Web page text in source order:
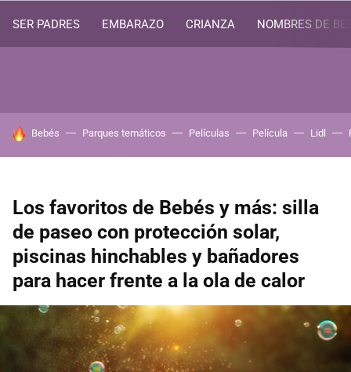
SER PADRES EMBARAZO CRIANZA NOMBRES DE
HOY SE HABLA DE
Bebés Parques temáticos Películas Película Lidl
Los favoritos de Bebés y más: silla
de paseo con protección solar,
piscinas hinchables y bañadores
para hacer frente a la ola de calor